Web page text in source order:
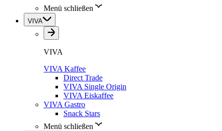
Menü schließen
VIVA
VIVA
VIVA Kaffee
Direct Trade
VIVA Single Origin
VIVA Eiskaffee
VIVA Gastro
Snack Stars
Menü schließen